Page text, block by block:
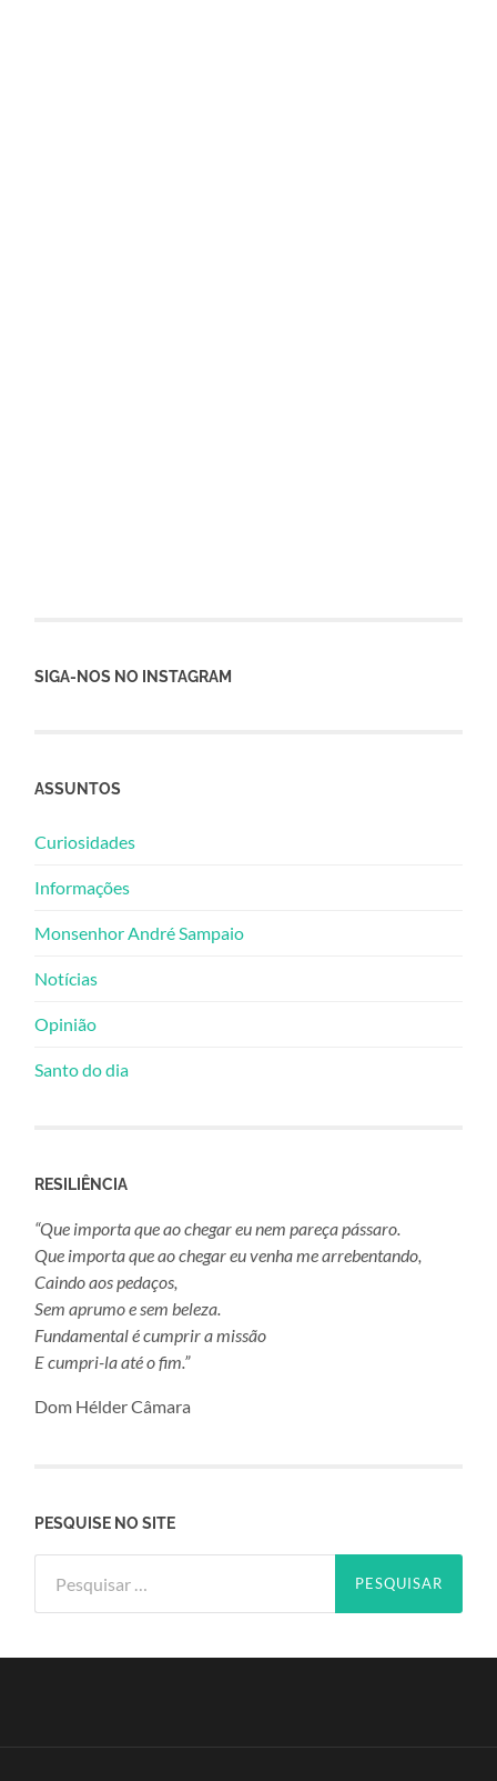
SIGA-NOS NO INSTAGRAM
ASSUNTOS
Curiosidades
Informações
Monsenhor André Sampaio
Notícias
Opinião
Santo do dia
RESILIÊNCIA
“Que importa que ao chegar eu nem pareça pássaro.
Que importa que ao chegar eu venha me arrebentando,
Caindo aos pedaços,
Sem aprumo e sem beleza.
Fundamental é cumprir a missão
E cumpri-la até o fim.”
Dom Hélder Câmara
PESQUISE NO SITE
por: